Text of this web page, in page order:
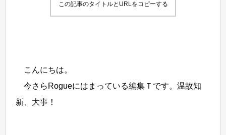
この記事のタイトルとURLをコピーする
こんにちは。
今さらRogueにはまっている編集Ｔです。温故知
新、大事！